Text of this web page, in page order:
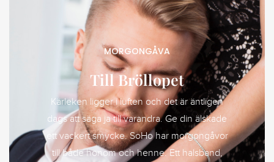
MORGONGÅVA
Till Bröllopet
Kärleken ligger i luften och det är äntligen
dags att säga ja till varandra. Ge din älskade
ett vackert smycke. SoHo har morgongåvor
till både honom och henne. Ett halsband,